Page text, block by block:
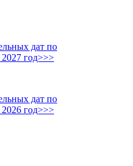
дат по
год>>>
дат по
год>>>